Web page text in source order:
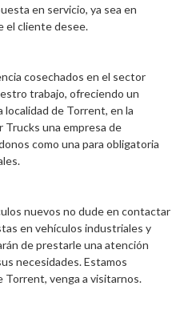
en servicio, ya sea en
el cliente desee.
cosechados en el sector
trabajo, ofreciendo un
localidad de Torrent, en la
Trucks una empresa de
como una para obligatoria
nuevos no dude en contactar
en vehículos industriales y
de prestarle una atención
necesidades. Estamos
Torrent, venga a visitarnos.